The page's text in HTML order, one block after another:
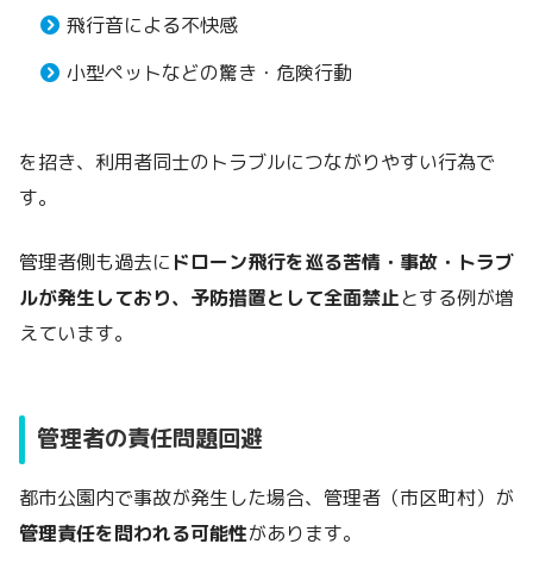
飛行音による不快感
小型ペットなどの驚き・危険行動
を招き、利用者同士のトラブルにつながりやすい行為で
す。
管理者側も過去に ドローン飛行を巡る苦情・事故・トラブ
ルが発生しており、予防措置として全面禁止とする例が増
えています。
管理者の責任問題回避
都市公園内で事故が発生した場合、管理者（市区町村）が
管理責任を問われる可能性があります。